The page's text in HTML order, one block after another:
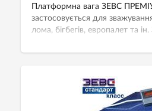
Платформна вага ЗЕВС
застосовується для
лома, бігбегів, европалет та
платформи — 1200х1500 мм.